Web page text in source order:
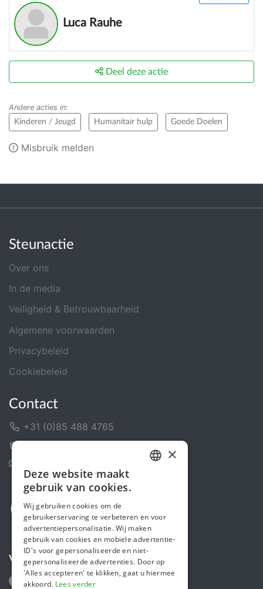
Luca Rauhe
Deel deze actie
Andere acties in:
Kinderen / Jeugd Humanitair hulp Goede Doelen
Misbruik melden
Steunactie
Over ons
In de media
Veiligheid & Betrouwbaarheid
Algemene voorwaarden
Privacybeleid
Cookiebeleid
Contact
+31 (0)85 488 4765
Volg ons
ENGLISH
×
Deze website maakt
gebruik van cookies.
Wij gebruiken cookies om de
gebruikerservaring te verbeteren en voor
advertentiepersonalisatie. Wij maken
gebruik van cookies en mobiele advertentie-
ID's voor gepersonaliseerde en niet-
gepersonaliseerde advertenties. Door op
'Alles accepteren' te klikken, gaat u hiermee
akkoord. Lees verder